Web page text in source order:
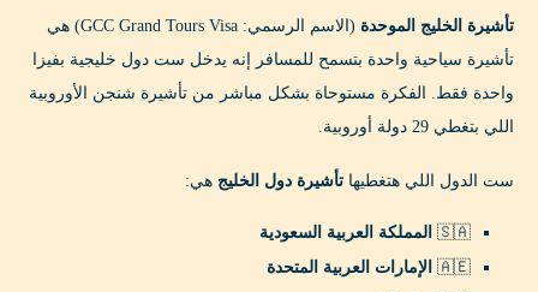
3. تأمين السفر
4. صور شخصية
5. حسابات سفر مرتبة
تأشيرة الخليج الموحدة vs شنجن الأوروبية: المقارنة
الست دول واحدة واحدة في تأشيرة الخليج الموحدة 🌟
تأشيرة الخليج الموحدة
(الاسم الرسمي: GCC Grand Tours Visa) هي
تأشيرة سياحية واحدة بتسمح للمسافر إنه يدخل ست دول خليجية بفيزا
واحدة فقط. الفكرة مستوحاة بشكل مباشر من تأشيرة شنجن الأوروبية
اللي بتغطي 29 دولة أوروبية.
ست الدول اللي هتغطيها تأشيرة دول الخليج هي:
🇸🇦 المملكة العربية السعودية
🇦🇪 الإمارات العربية المتحدة